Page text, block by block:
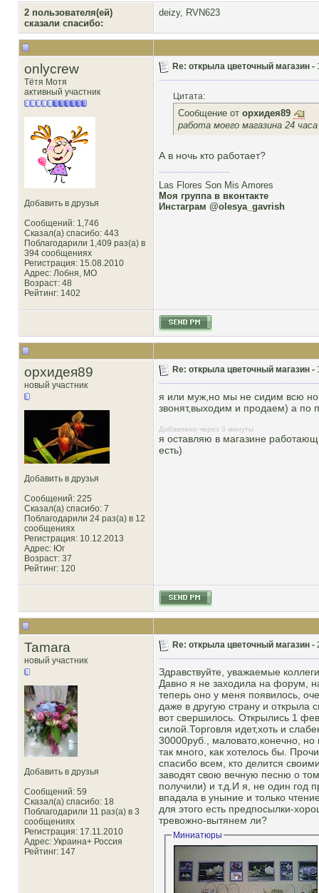
2 пользователя(ей)
сказали cпасибо:
deizy, RVN623
onlycrew
Тётя Мотя
активный участник
Добавить в друзья
Сообщений: 1,746
Сказал(а) спасибо: 443
Поблагодарили 1,409 раз(а) в
394 сообщениях
Регистрация: 15.08.2010
Адрес: Лобня, MO
Возраст: 48
Рейтинг: 1402
Re: открыла цветочный магазин -
Цитата:
Сообщение от орхидея89
работа моего магазина 24 часа
А в ночь кто работает?
Las Flores Son Mis Amores
Моя группа в вконтакте
Инстаграм @olesya_gavrish
орхидея89
новый участник
Добавить в друзья
Сообщений: 225
Сказал(а) спасибо: 7
Поблагодарили 24 раз(а) в 12
сообщениях
Регистрация: 10.12.2013
Адрес: Юг
Возраст: 37
Рейтинг: 120
Re: открыла цветочный магазин -
я или муж,но мы не сидим всю
звонят,выходим и продаем) а по
Добавлено через 3 минуты
я оставляю в магазине
есть)
Tamara
новый участник
Добавить в друзья
Сообщений: 59
Сказал(а) спасибо: 18
Поблагодарили 11 раз(а) в 3
сообщениях
Регистрация: 17.11.2010
Адрес: Украина+ Россия
Рейтинг: 147
Re: открыла цветочный магазин -
Здравствуйте, уважаемые
Давно я не заходила на форум,
теперь оно у меня появилось,
даже в другую страну и открыла
вот свершилось. Открылись 1
силой.Торговля идет,хоть и
30000руб., маловато,конечно,
так много, как хотелось бы.
спасибо всем, кто делится
заводят свою вечную песню о
получили) и т.д.И я, не один год
впадала в уныние и только
для этого есть предпосылки-
тревожно-вытянем ли?
Миниатюры